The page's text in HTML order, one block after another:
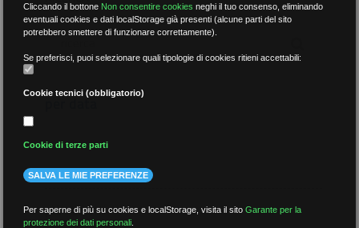
per data
più recenti
Cliccando il bottone Non consentire cookies neghi il tuo consenso, eliminando
eventuali cookies e dati localStorage già presenti (alcune parti del sito
potrebbero smettere di funzionare correttamente).
Se preferisci, puoi selezionare quali tipologie di cookies ritieni accettabili:
Cookie tecnici (obbligatorio)
Cookie di terze parti
SALVA LE MIE PREFERENZE
Per saperne di più su cookies e localStorage, visita il sitoGarante per la
protezione dei dati personali